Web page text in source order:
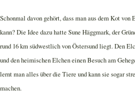
Schonmal davon gehört, dass man aus dem Kot von
kann? Die Idee dazu hatte Sune Häggmark, der
rund 16 km südwestlich von Östersund liegt. Den
und den heimischen Elchen einen Besuch am
lernt man alles über die Tiere und kann sie sogar
machen.